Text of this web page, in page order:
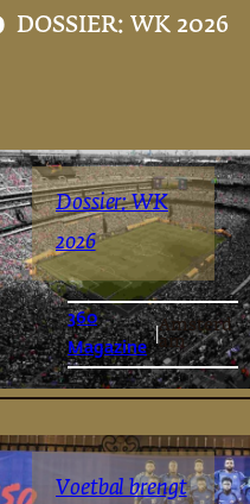
DOSSIER: WK 2026
Dossier: WK
2026
360
Magazine
|Amsterd
am
Voetbal brengt